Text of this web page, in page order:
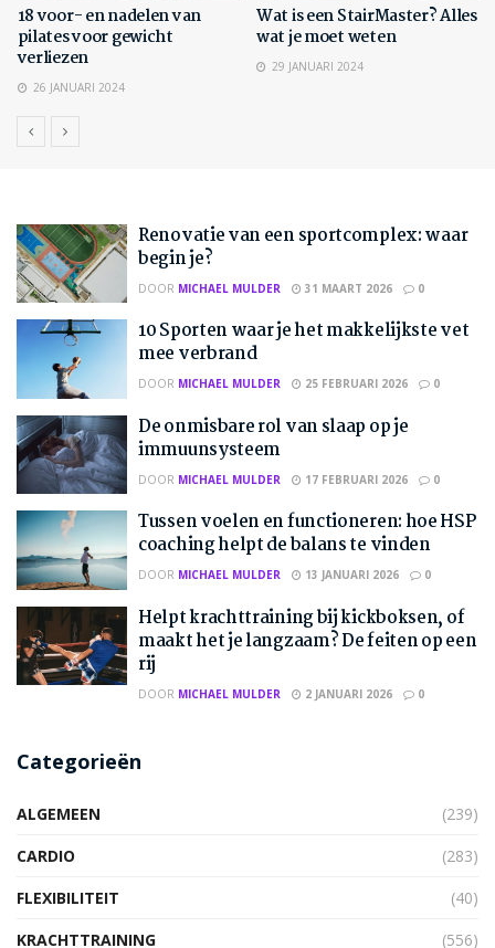
18 voor- en nadelen van
pilates voor gewicht
verliezen
26 JANUARI 2024
Wat is een StairMaster? Alles
wat je moet weten
29 JANUARI 2024
Renovatie van een sportcomplex: waar
begin je?
DOOR MICHAEL MULDER 31 MAART 2026 0
10 Sporten waar je het makkelijkste vet
mee verbrand
DOOR MICHAEL MULDER 25 FEBRUARI 2026 0
De onmisbare rol van slaap op je
immuunsysteem
DOOR MICHAEL MULDER 17 FEBRUARI 2026 0
Tussen voelen en functioneren: hoe HSP
coaching helpt de balans te vinden
DOOR MICHAEL MULDER 13 JANUARI 2026 0
Helpt krachttraining bij kickboksen, of
maakt het je langzaam? De feiten op een
rij
DOOR MICHAEL MULDER 2 JANUARI 2026 0
Categorieën
ALGEMEEN
(239)
CARDIO
(283)
FLEXIBILITEIT
(40)
KRACHTTRAINING
(556)